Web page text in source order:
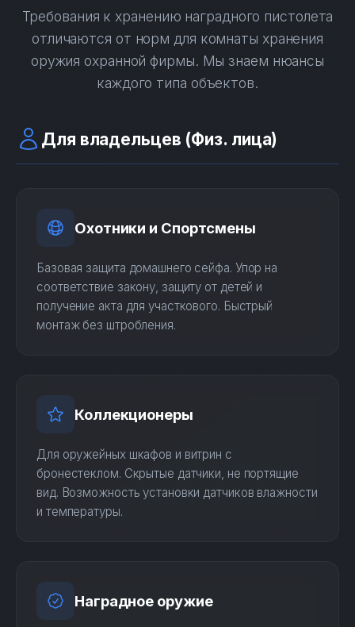
Требования к хранению наградного пистолета
отличаются от норм для комнаты хранения
оружия охранной фирмы. Мы знаем нюансы
каждого типа объектов.
Для владельцев (Физ. лица)
Охотники и Спортсмены
Базовая защита домашнего сейфа. Упор на
соответствие закону, защиту от детей и
получение акта для участкового. Быстрый
монтаж без штробления.
Коллекционеры
Для оружейных шкафов и витрин с
бронестеклом. Скрытые датчики, не портящие
вид. Возможность установки датчиков влажности
и температуры.
Наградное оружие